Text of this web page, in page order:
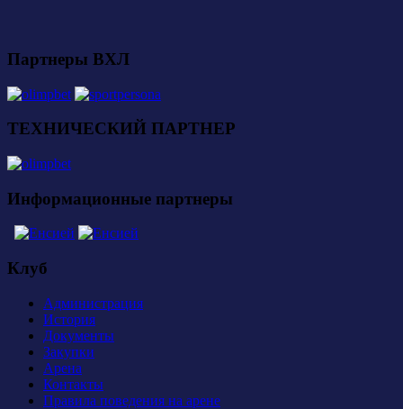
Партнеры ВХЛ
ТЕХНИЧЕСКИЙ ПАРТНЕР
Информационные партнеры
Клуб
Администрация
История
Документы
Закупки
Арена
Контакты
Правила поведения на арене